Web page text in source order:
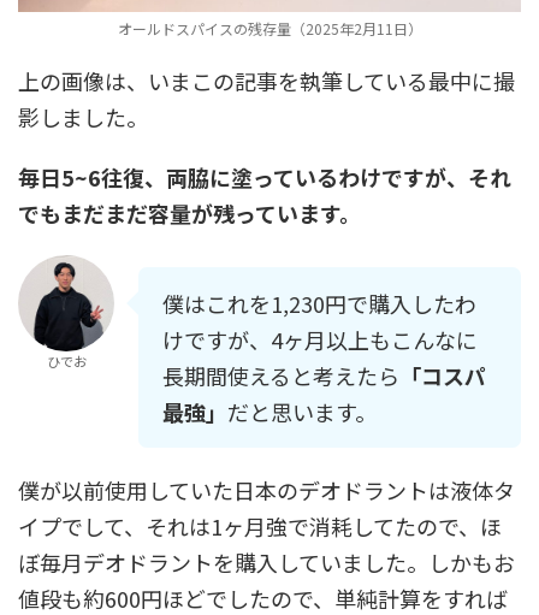
オールドスパイスの残存量（2025年2月11日）
上の画像は、いまこの記事を執筆している最中に撮
影しました。
毎日5~6往復、両脇に塗っているわけですが、それ
でもまだまだ容量が残っています。
ひでお
僕はこれを1,230円で購入したわ
けですが、4ヶ月以上もこんなに
長期間使えると考えたら 「コスパ
最強」 だと思います。
僕が以前使用していた日本のデオドラントは液体タ
イプでして、それは1ヶ月強で消耗してたので、ほ
ぼ毎月デオドラントを購入していました。しかもお
値段も約600円ほどでしたので、単純計算をすれば